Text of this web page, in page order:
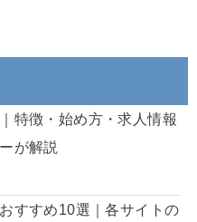
特徴・始め方・求人情報
が解説
すすめ10選｜各サイトの